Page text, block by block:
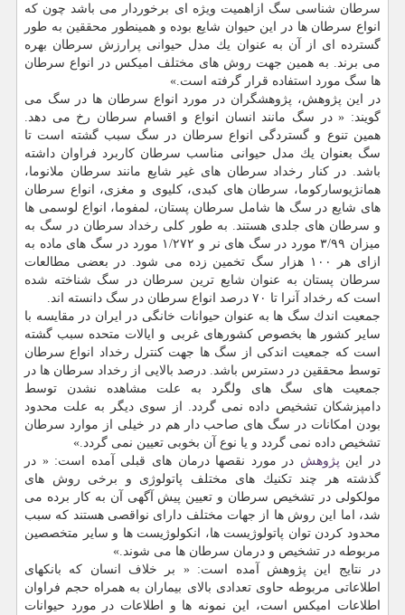
سرطان شناسی سگ ازاهمیت ویژه ای برخوردار می باشد چون كه
انواع سرطان ها در این حیوان شایع بوده و همینطور محققین به طور
گسترده ای از آن به عنوان یك مدل حیوانی پرارزش سرطان بهره
می برند. به همین جهت روش های مختلف امیكس در انواع سرطان
ها سگ مورد استفاده قرار گرفته است.»
در این پژوهش، پژوهشگران در مورد انواع سرطان ها در سگ می
گویند: « در سگ مانند انسان انواع و اقسام سرطان رخ می دهد.
همین تنوع و گستردگی انواع سرطان در سگ سبب گشته است تا
سگ بعنوان یك مدل حیوانی مناسب سرطان كاربرد فراوان داشته
باشد. در كنار رخداد سرطان های غیر شایع مانند سرطان ملانوما،
همانژیوساركوما، سرطان های كبدی، كلیوی و مغزی، انواع سرطان
های شایع در سگ ها شامل سرطان پستان، لمفوما، انواع لوسمی ها
و سرطان های جلدی هستند. به طور كلی رخداد سرطان در سگ به
میزان ۳/۹۹ مورد در سگ های نر و ۱/۲۷۲ مورد در سگ های ماده به
ازای هر ۱۰۰ هزار سگ تخمین زده می شود. در بعضی مطالعات
سرطان پستان به عنوان شایع ترین سرطان در سگ شناخته شده
است كه رخداد آنرا تا ۷۰ درصد انواع سرطان در سگ دانسته اند.
جمعیت اندك سگ ها به عنوان حیوانات خانگی در ایران در مقایسه با
سایر كشور ها بخصوص كشورهای غربی و ایالات متحده سبب گشته
است كه جمعیت اندكی از سگ ها جهت كنترل رخداد انواع سرطان
توسط محققین در دسترس باشد. درصد بالایی از رخداد سرطان ها در
جمعیت های سگ های ولگرد به علت مشاهده نشدن توسط
دامپزشكان تشخیص داده نمی گردد. از سوی دیگر به علت محدود
بودن امكانات در سگ های صاحب دار هم در خیلی از موارد سرطان
تشخیص داده نمی گردد و یا نوع آن بخوبی تعیین نمی گردد.»
در این پژوهش در مورد نقصها درمان های قبلی آمده است: « در
گذشته هر چند تكنیك های مختلف پاتولوژی و برخی روش های
مولكولی در تشخیص سرطان و تعیین پیش آگهی آن به كار برده می
شد، اما این روش ها از جهات مختلف دارای نواقصی هستند كه سبب
محدود كردن توان پاتولوژیست ها، انكولوژیست ها و سایر متخصصین
مربوطه در تشخیص و درمان سرطان ها می شوند.»
در نتایج این پژوهش آمده است: « بر خلاف انسان كه بانكهای
اطلاعاتی مربوطه حاوی تعدادی بالای بیماران به همراه حجم فراوان
اطلاعات امیكس است، این نمونه ها و اطلاعات در مورد حیوانات